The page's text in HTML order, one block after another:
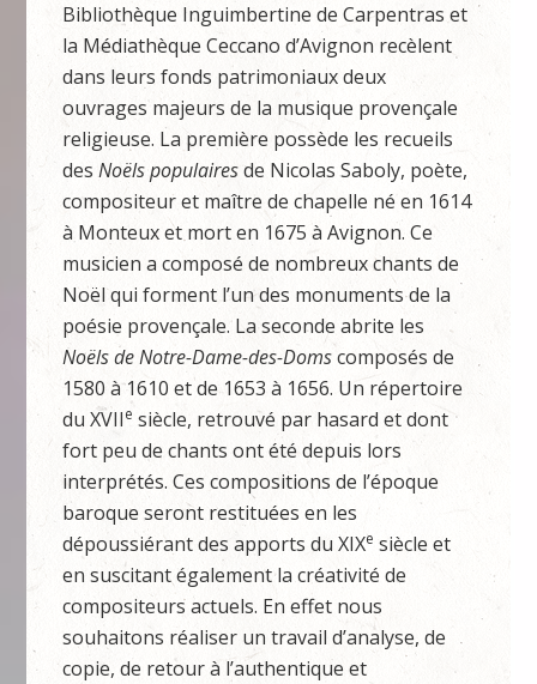
Bibliothèque Inguimbertine de Carpentras et
la Médiathèque Ceccano d’Avignon recèlent
dans leurs fonds patrimoniaux deux
ouvrages majeurs de la musique provençale
religieuse. La première possède les recueils
desNoëls populairesde Nicolas Saboly, poète,
compositeur et maître de chapelle né en 1614
à Monteux et mort en 1675 à Avignon. Ce
musicien a composé de nombreux chants de
Noël qui forment l’un des monuments de la
poésie provençale. La seconde abrite les
Noëls de Notre-Dame-des-Domscomposés de
1580 à 1610 et de 1653 à 1656. Un répertoire
du XVIIe siècle, retrouvé par hasard et dont
fort peu de chants ont été depuis lors
interprétés. Ces compositions de l’époque
baroque seront restituées en les
dépoussiérant des apports du XIXe siècle et
en suscitant également la créativité de
compositeurs actuels. En effet nous
souhaitons réaliser un travail d’analyse, de
copie, de retour à l’authentique et